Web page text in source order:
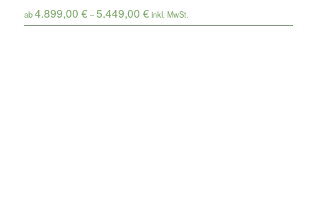
ab4.899,00€–5.449,00€